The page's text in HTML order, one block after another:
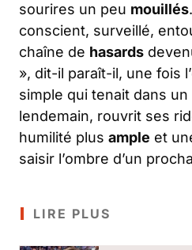
sourires un peu mouillés
conscient, surveillé,
chaîne de hasards
», dit-il paraît-il, une fois
simple qui tenait dans un
lendemain, rouvrit ses
humilité plus ample et
saisir l’ombre d’un
LIRE PLUS